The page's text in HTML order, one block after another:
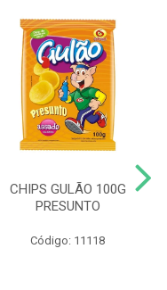
CHIPS GULÃO 100G
PRESUNTO
Código: 11118